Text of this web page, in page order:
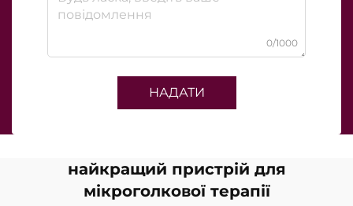
0/1000
НАДАТИ
найкращий пристрій для
мікроголкової терапії